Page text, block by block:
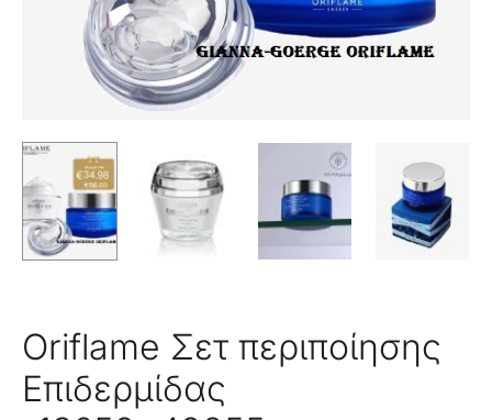
Oriflame Σετ περιποίησης
Επιδερμίδας